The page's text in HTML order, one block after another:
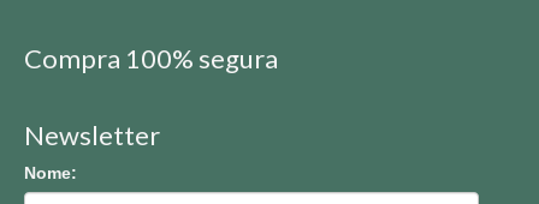
Compra 100% segura
Newsletter
Nome: